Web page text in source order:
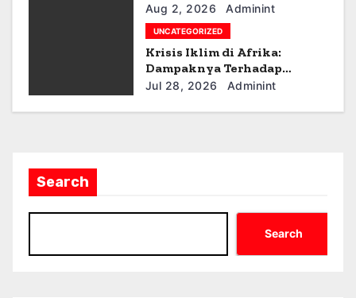
Aug 2, 2026 Adminint
UNCATEGORIZED
Krisis Iklim di Afrika:
Dampaknya Terhadap
Ekonomi dan Masyarakat
Jul 28, 2026 Adminint
Search
Search